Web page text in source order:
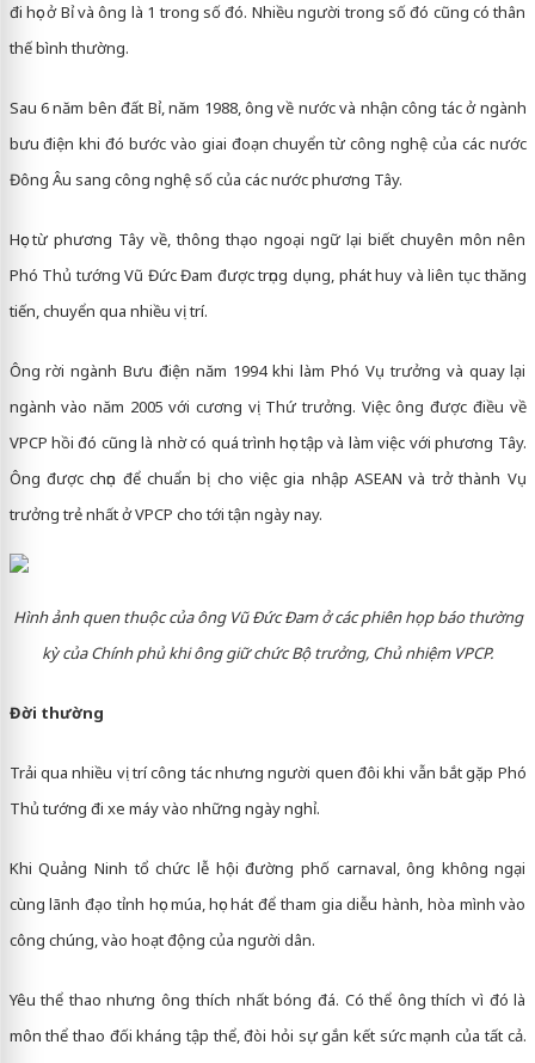
đi học ở Bỉ và ông là 1 trong số đó. Nhiều người trong số đó cũng có thân
thế bình thường.
Sau 6 năm bên đất Bỉ, năm 1988, ông về nước và nhận công tác ở ngành
bưu điện khi đó bước vào giai đoạn chuyển từ công nghệ của các nước
Đông Âu sang công nghệ số của các nước phương Tây.
Học từ phương Tây về, thông thạo ngoại ngữ lại biết chuyên môn nên
Phó Thủ tướng Vũ Đức Đam được trọng dụng, phát huy và liên tục thăng
tiến, chuyển qua nhiều vị trí.
Ông rời ngành Bưu điện năm 1994 khi làm Phó Vụ trưởng và quay lại
ngành vào năm 2005 với cương vị Thứ trưởng. Việc ông được điều về
VPCP hồi đó cũng là nhờ có quá trình học tập và làm việc với phương Tây.
Ông được chọn để chuẩn bị cho việc gia nhập ASEAN và trở thành Vụ
trưởng trẻ nhất ở VPCP cho tới tận ngày nay.
Hình ảnh quen thuộc của ông Vũ Đức Đam ở các phiên họp báo thường
kỳ của Chính phủ khi ông giữ chức Bộ trưởng, Chủ nhiệm VPCP.
Đời thường
Trải qua nhiều vị trí công tác nhưng người quen đôi khi vẫn bắt gặp Phó
Thủ tướng đi xe máy vào những ngày nghỉ.
Khi Quảng Ninh tổ chức lễ hội đường phố carnaval, ông không ngại
cùng lãnh đạo tỉnh học múa, học hát để tham gia diễu hành, hòa mình vào
công chúng, vào hoạt động của người dân.
Yêu thể thao nhưng ông thích nhất bóng đá. Có thể ông thích vì đó là
môn thể thao đối kháng tập thể, đòi hỏi sự gắn kết sức mạnh của tất cả.